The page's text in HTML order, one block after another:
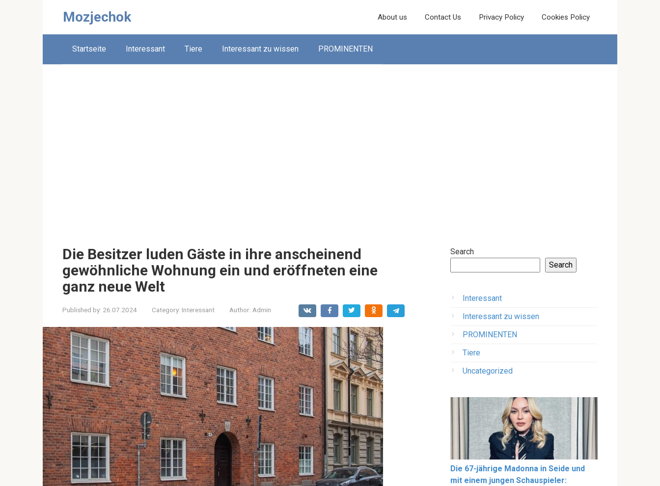
Mozjechok About us Contact Us Privacy Policy Cookies Policy
Startseite Interessant Tiere Interessant zu wissen PROMINENTEN
Die Besitzer luden Gäste in ihre anscheinend
gewöhnliche Wohnung ein und eröffneten eine
ganz neue Welt
Published by: 26.07.2024 Category: Interessant Author: Admin
Search
Search
Interessant
Interessant zu wissen
PROMINENTEN
Tiere
Uncategorized
Die 67-jährige Madonna in Seide und
mit einem jungen Schauspieler: